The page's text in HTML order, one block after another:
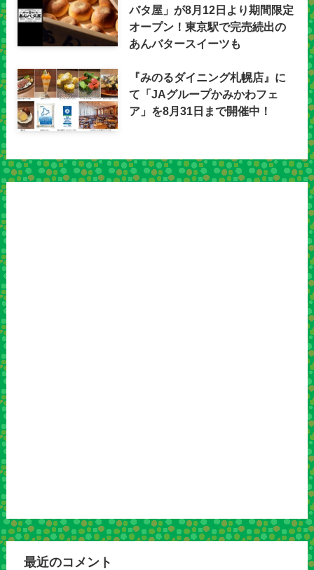
バタ屋」が8月12日より期間限定
オープン！東京駅で完売続出の
あんバタースイーツも
『みのるダイニング札幌店』に
て「JAグループかみかわフェ
ア」を8月31日まで開催中！
最近のコメント